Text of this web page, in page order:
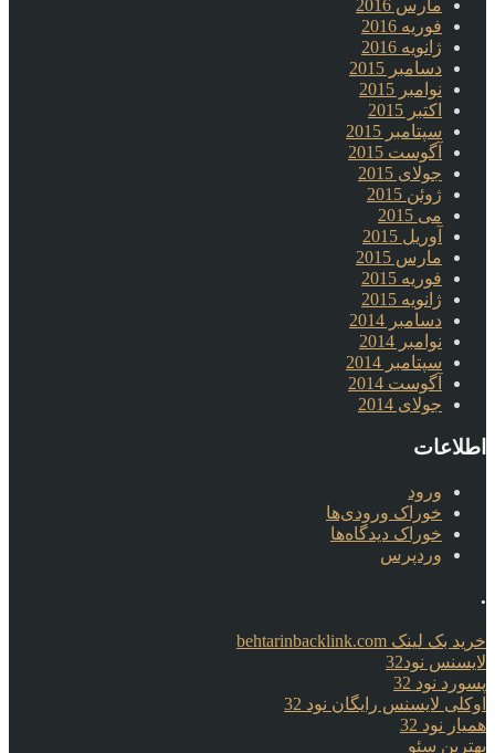
مارس 2016
فوریه 2016
ژانویه 2016
دسامبر 2015
نوامبر 2015
اکتبر 2015
سپتامبر 2015
آگوست 2015
جولای 2015
ژوئن 2015
می 2015
آوریل 2015
مارس 2015
فوریه 2015
ژانویه 2015
دسامبر 2014
نوامبر 2014
سپتامبر 2014
آگوست 2014
جولای 2014
اطلاعات
ورود
خوراک ورودی‌ها
خوراک دیدگاه‌ها
وردپرس
.
خرید بک لینک behtarinbacklink.com
لایسنس نود32
پسورد نود 32
اوکلی لایسنس رایگان نود 32
همیار نود 32
بهترین سئو